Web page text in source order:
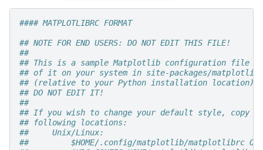
#### MATPLOTLIBRC FORMAT
## NOTE FOR END USERS: DO NOT EDIT THIS FILE!
##
## This is a sample Matplotlib configuration file -
## of it on your system in site-packages/
## (relative to your Python installation location).
## DO NOT EDIT IT!
##
## If you wish to change your default style, copy
## following locations:
##     Unix/Linux:
##         $HOME/.config/matplotlib/matplotlibrc OR